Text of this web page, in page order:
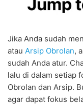
Jika Anda sudah
atau Arsip Obrolan,
sudah Anda atur.
lalu di dalam setiap
Obrolan dan Arsip.
agar dapat fokus